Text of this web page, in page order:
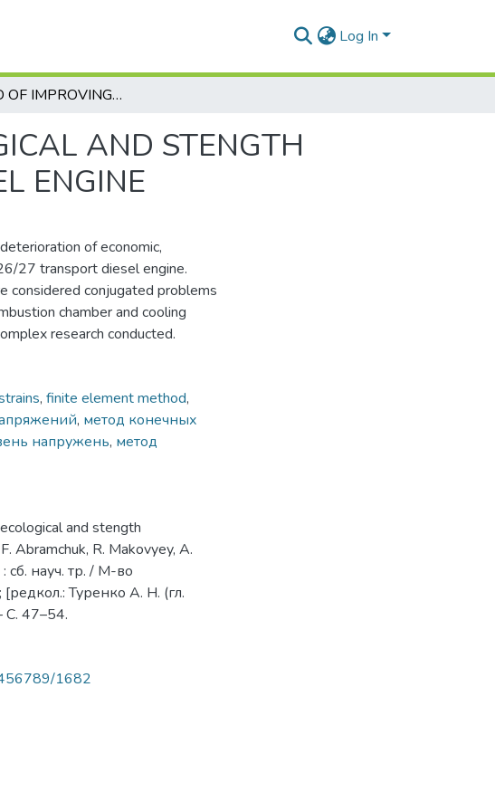
Log In
METHOD OF IMPROVING ENERGY, ECOLOGICAL AND STENGTH CHARACTERISTICS OF THE VEHICLE DIESEL ENGINE
AND STENGTH
ENGINE
of economic,
27 transport diesel engine.
considered conjugated problems
chamber and cooling
research conducted.
, finite element method,
, метод конечных
напружень, метод
and stength
Abramchuk, R. Makovyey, A.
сб. науч. тр. / М-во
Туренко А. Н. (гл.
С. 47–54.
1682